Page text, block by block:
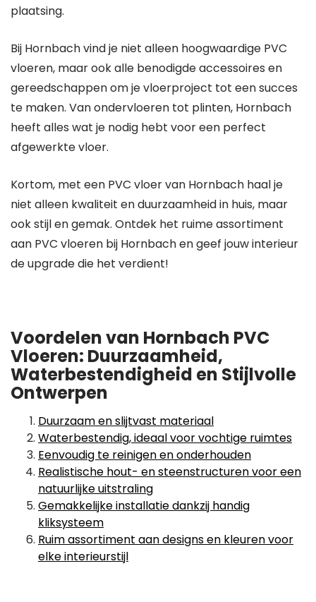
plaatsing.
Bij Hornbach vind je niet alleen hoogwaardige PVC
vloeren, maar ook alle benodigde accessoires en
gereedschappen om je vloerproject tot een succes
te maken. Van ondervloeren tot plinten, Hornbach
heeft alles wat je nodig hebt voor een perfect
afgewerkte vloer.
Kortom, met een PVC vloer van Hornbach haal je
niet alleen kwaliteit en duurzaamheid in huis, maar
ook stijl en gemak. Ontdek het ruime assortiment
aan PVC vloeren bij Hornbach en geef jouw interieur
de upgrade die het verdient!
Voordelen van Hornbach PVC
Vloeren: Duurzaamheid,
Waterbestendigheid en Stijlvolle
Ontwerpen
Duurzaam en slijtvast materiaal
Waterbestendig, ideaal voor vochtige ruimtes
Eenvoudig te reinigen en onderhouden
Realistische hout- en steenstructuren voor een
natuurlijke uitstraling
Gemakkelijke installatie dankzij handig
kliksysteem
Ruim assortiment aan designs en kleuren voor
elke interieurstijl